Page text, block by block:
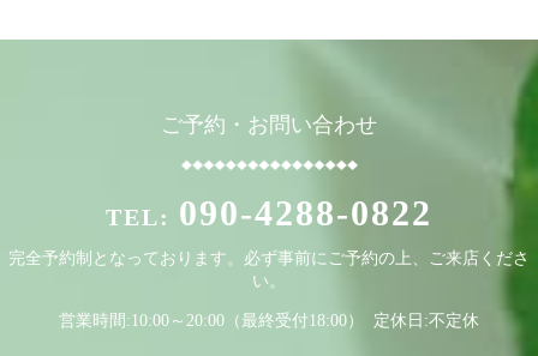
2023/06/19
【6月】フーレセラピーお誕生日クーポン♪
ご予約・お問い合わせ
TEL: 090-4288-0822
完全予約制となっております。必ず事前にご予約の上、ご来店くださ
い。
営業時間:10:00～20:00（最終受付18:00） 定休日:不定休